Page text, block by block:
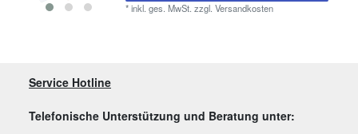
*inkl. ges. MwSt. zzgl.Versandkosten
Service Hotline
Telefonische Unterstützung und Beratung unter: